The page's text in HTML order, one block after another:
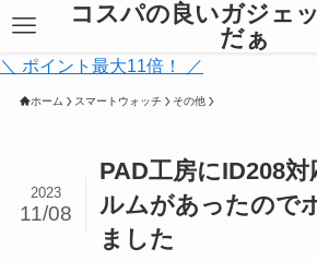
コスパの良いガジェ
だぁ
＼ ポイント最大11倍！ ／
ホーム スマートウォッチ その他
PAD工房にID208
ルムがあったので
ました
2023
11/08